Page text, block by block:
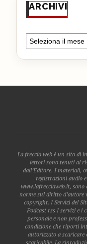
ARCHIVI
La freccia web è un sito di
lettori sono tenuti al
dall’Editore. I materiali,
registrazioni audio
www.lafrecciaweb.it,
norme sul diritto
copyright. I Servizi del
Podcast rss I servizi e
personale e non
condizione che riporti
autorizzato a
scaricabile. La